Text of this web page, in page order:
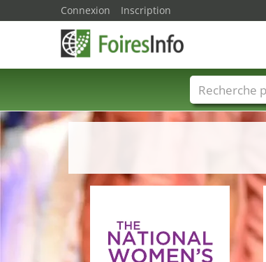
Connexion Inscription
Foire noms